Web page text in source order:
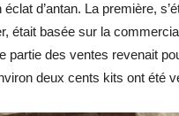
d’antan. La première,
était basée sur la
partie des ventes revenait
deux cents kits ont été